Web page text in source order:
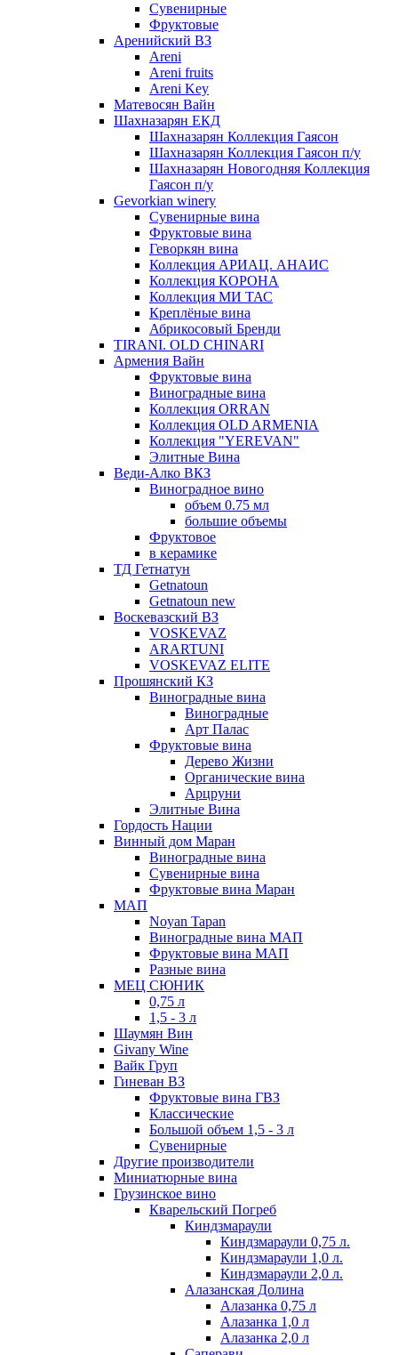
Сувенирные
Фруктовые
Аренийский ВЗ
Areni
Areni fruits
Areni Key
Матевосян Вайн
Шахназарян ЕКД
Шахназарян Коллекция Гаясон
Шахназарян Коллекция Гаясон п/у
Шахназарян Новогодняя Коллекция
Гаясон п/у
Gevorkian winery
Сувенирные вина
Фруктовые вина
Геворкян вина
Коллекция АРИАЦ. АНАИС
Коллекция КОРОНА
Коллекция МИ ТАС
Креплёные вина
Абрикосовый Бренди
TIRANI. OLD CHINARI
Армения Вайн
Фруктовые вина
Виноградные вина
Коллекция ORRAN
Коллекция OLD ARMENIA
Коллекция "YEREVAN"
Элитные Вина
Веди-Алко ВКЗ
Виноградное вино
объем 0.75 мл
большие объемы
Фруктовое
в керамике
ТД Гетнатун
Getnatoun
Getnatoun new
Воскевазский ВЗ
VOSKEVAZ
ARARTUNI
VOSKEVAZ ELITE
Прошянский КЗ
Виноградные вина
Виноградные
Арт Палас
Фруктовые вина
Дерево Жизни
Органические вина
Арцруни
Элитные Вина
Гордость Нации
Винный дом Маран
Виноградные вина
Сувенирные вина
Фруктовые вина Маран
МАП
Noyan Tapan
Виноградные вина МАП
Фруктовые вина МАП
Разные вина
МЕЦ СЮНИК
0,75 л
1,5 - 3 л
Шаумян Вин
Givany Wine
Вайк Груп
Гиневан ВЗ
Фруктовые вина ГВЗ
Классические
Большой объем 1,5 - 3 л
Сувенирные
Другие производители
Миниатюрные вина
Грузинское вино
Кварельский Погреб
Киндзмараули
Киндзмараули 0,75 л.
Киндзмараули 1,0 л.
Киндзмараули 2,0 л.
Алазанская Долина
Алазанка 0,75 л
Алазанка 1,0 л
Алазанка 2,0 л